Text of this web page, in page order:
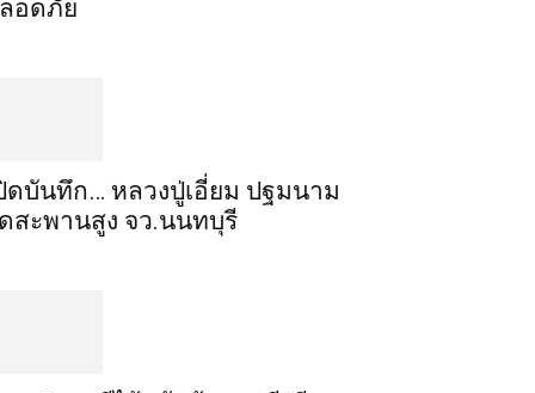
อดภัย​
ดบันทึก… หลวงปู่เอี่ยม ​ปฐม​นาม​
สะพานสูง​ จว.นนทบุรี